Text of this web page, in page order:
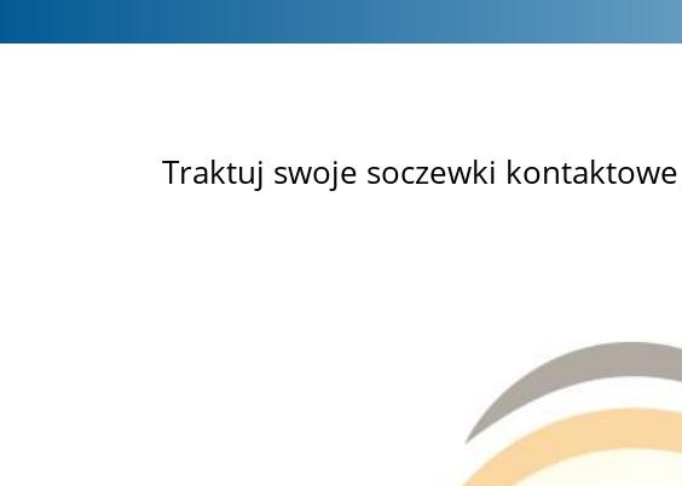
Traktuj swoje soczewki